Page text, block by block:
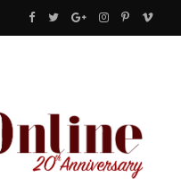
F
e
b
T
t
G
g
l
I
t
a
P
t
e
V